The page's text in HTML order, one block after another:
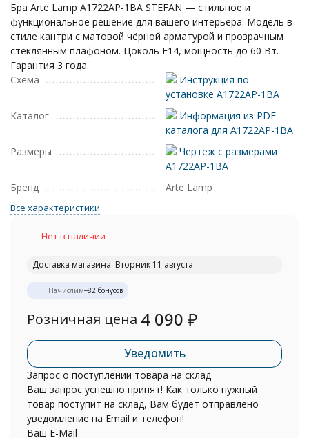
Бра Arte Lamp A1722AP-1BA STEFAN — стильное и
функциональное решение для вашего интерьера. Модель в
стиле кантри с матовой чёрной арматурой и прозрачным
стеклянным плафоном. Цоколь E14, мощность до 60 Вт.
Гарантия 3 года.
Схема
Инструкция по
установке A1722AP-1BA
Каталог
Информация из PDF
каталога для A1722AP-1BA
Размеры
Чертеж с размерами
A1722AP-1BA
Бренд
Arte Lamp
Все характеристики
Нет в наличии
Доставка магазина: Вторник 11 августа
Начислим+82 бонусов
Розничная цена 4 090 ₽
Уведомить
Запрос о поступлении товара на склад
Ваш запрос успешно принят! Как только нужный
товар поступит на склад, Вам будет отправлено
уведомление на Email и телефон!
Ваш E-Mail